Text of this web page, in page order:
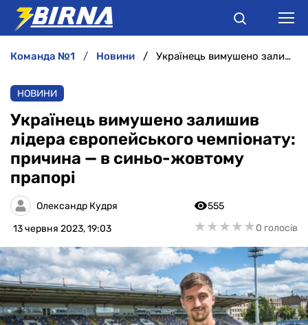
АНАЛІТИКА
ІНТЕРВ'Ю
РІЗНЕ
БУКМЕКЕРИ
команда №1 новини Українець вимушено залишив лідера європейського чемпіонату: причина — в синьо-жовтому прапорі
НОВИНИ
Українець вимушено залишив
лідера європейського чемпіонату:
причина — в синьо-жовтому
прапорі
Олександр Кудря
13 червня 2023, 19:03
555
★★★★★
★★★★★0 голосів